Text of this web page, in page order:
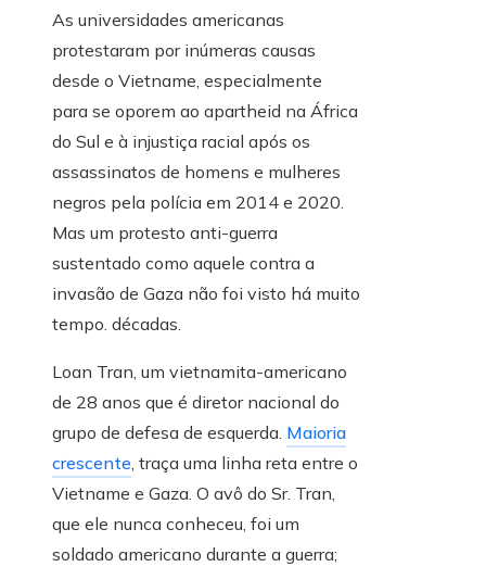
As universidades americanas
protestaram por inúmeras causas
desde o Vietname, especialmente
para se oporem ao apartheid na África
do Sul e à injustiça racial após os
assassinatos de homens e mulheres
negros pela polícia em 2014 e 2020.
Mas um protesto anti-guerra
sustentado como aquele contra a
invasão de Gaza não foi visto há muito
tempo. décadas.
Loan Tran, um vietnamita-americano
de 28 anos que é diretor nacional do
grupo de defesa de esquerda. Maioria
crescente, traça uma linha reta entre o
Vietname e Gaza. O avô do Sr. Tran,
que ele nunca conheceu, foi um
soldado americano durante a guerra;